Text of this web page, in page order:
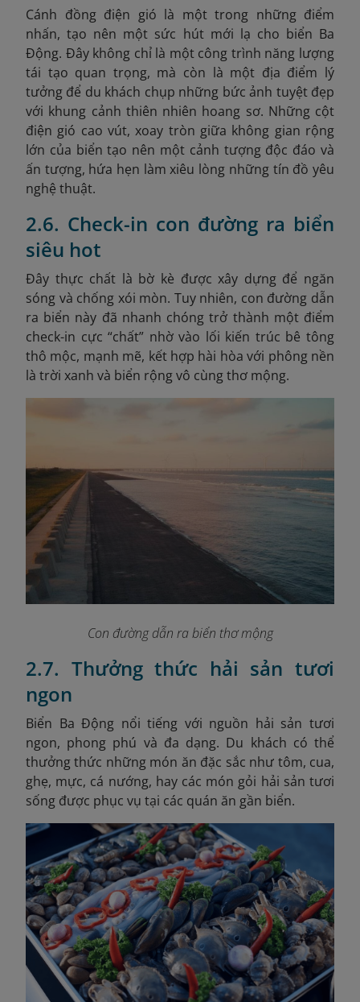
Cánh đồng điện gió là một trong những điểm
nhấn, tạo nên một sức hút mới lạ cho biển Ba
Động. Đây không chỉ là một công trình năng lượng
tái tạo quan trọng, mà còn là một địa điểm lý
tưởng để du khách chụp những bức ảnh tuyệt đẹp
với khung cảnh thiên nhiên hoang sơ. Những cột
điện gió cao vút, xoay tròn giữa không gian rộng
lớn của biển tạo nên một cảnh tượng độc đáo và
ấn tượng, hứa hẹn làm xiêu lòng những tín đồ yêu
nghệ thuật.
2.6. Check-in con đường ra biển
siêu hot
Đây thực chất là bờ kè được xây dựng để ngăn
sóng và chống xói mòn. Tuy nhiên, con đường dẫn
ra biển này đã nhanh chóng trở thành một điểm
check-in cực “chất” nhờ vào lối kiến trúc bê tông
thô mộc, mạnh mẽ, kết hợp hài hòa với phông nền
là trời xanh và biển rộng vô cùng thơ mộng.
Con đường dẫn ra biển thơ mộng
2.7. Thưởng thức hải sản tươi
ngon
Biển Ba Động nổi tiếng với nguồn hải sản tươi
ngon, phong phú và đa dạng. Du khách có thể
thưởng thức những món ăn đặc sắc như tôm, cua,
ghẹ, mực, cá nướng, hay các món gỏi hải sản tươi
sống được phục vụ tại các quán ăn gần biển.